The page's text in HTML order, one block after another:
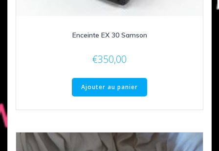
Enceinte EX 30 Samson
€350,00
Ajouter au panier